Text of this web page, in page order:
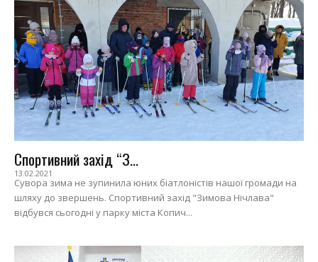
Спортивний захід “З...
13.02.2021
Сувора зима не зупинила юних біатлоністів нашої громади на
шляху до звершень. Спортивний захід "Зимова Нічлава"
відбувся сьогодні у парку міста Копич...